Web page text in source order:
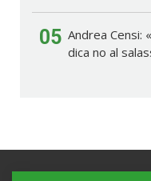
05 Andrea Censi:
dica no al